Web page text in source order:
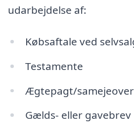
udarbejdelse af:
Købsaftale ved
Testamente
Ægtepagt/
Gælds- eller gavebrev